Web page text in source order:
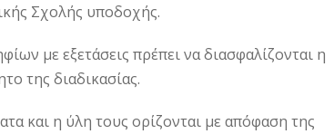
Σχολής υποδοχής.
με εξετάσεις πρέπει να διασφαλίζονται η
της διαδικασίας.
και η ύλη τους ορίζονται με απόφαση της